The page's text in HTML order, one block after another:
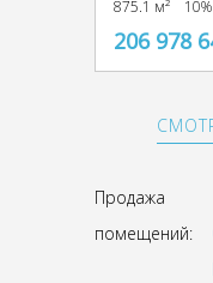
875.1 м² 10%
206 978
Продажа
помещений: